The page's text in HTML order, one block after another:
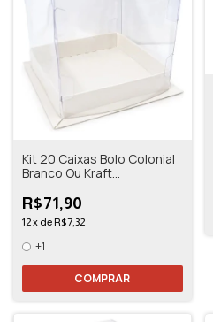
Kit 20 Caixas Bolo Colonial
Branco Ou Kraft
R$71,90
12x de R$7,32
+1
COMPRAR